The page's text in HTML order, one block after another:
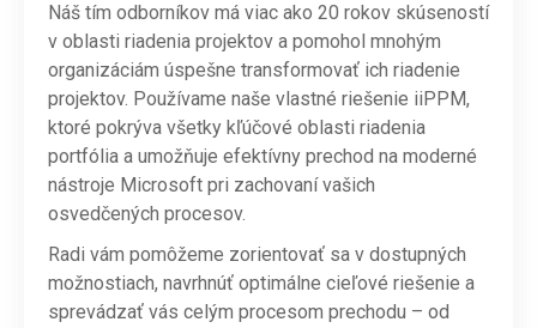
Náš tím odborníkov má viac ako 20 rokov skúseností
v oblasti riadenia projektov a pomohol mnohým
organizáciám úspešne transformovať ich riadenie
projektov. Používame naše vlastné riešenie iiPPM,
ktoré pokrýva všetky kľúčové oblasti riadenia
portfólia a umožňuje efektívny prechod na moderné
nástroje Microsoft pri zachovaní vašich
osvedčených procesov.
Radi vám pomôžeme zorientovať sa v dostupných
možnostiach, navrhnúť optimálne cieľové riešenie a
sprevádzať vás celým procesom prechodu – od